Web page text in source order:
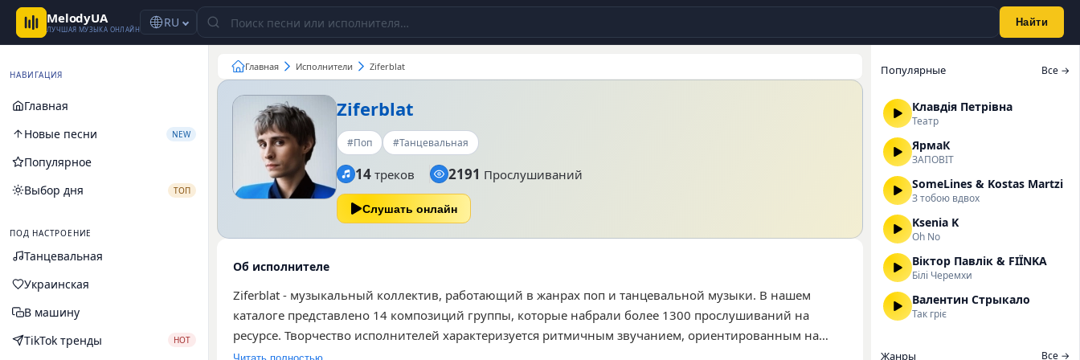
MelodyUA
ЛУЧШАЯ МУЗЫКА ОНЛАЙН RU Найти
НАВИГАЦИЯ
Главная
Новые песни
NEW
Популярное
Выбор дня
ТОП
ПОД НАСТРОЕНИЕ
Танцевальная
Украинская
В машину
TikTok тренды
HOT
Главная Исполнители Ziferblat
Ziferblat
#Поп #Танцевальная
14 треков 2191 Прослушиваний
Слушать онлайн
Об исполнителе
Ziferblat - музыкальный коллектив, работающий в жанрах поп и танцевальной музыки. В нашем
каталоге представлено 14 композиций группы, которые набрали более 1300 прослушиваний на
ресурсе. Творчество исполнителей характеризуется ритмичным звучанием, ориентированным на
широкую аудиторию любителей современной поп-музыки. Среди наиболее популярных треков стоит
Популярные Все →
Клавдія Петрівна
Театр
ЯрмаК
ЗАПОВІТ
SomeLines & Kostas Martzi
З тобою вдвох
Ksenia K
Oh No
Віктор Павлік & FIЇNKA
Білі Черемхи
Валентин Стрыкало
Так гріє
Жанры Все →